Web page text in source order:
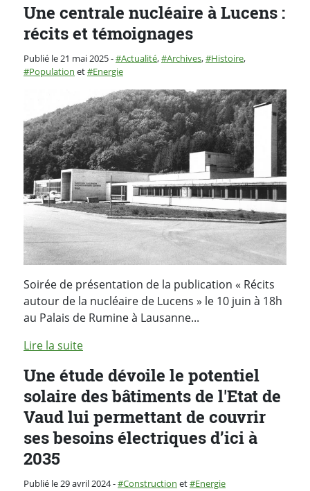
Une centrale nucléaire à Lucens :
récits et témoignages
Publié le 21 mai 2025-Catégorie :
Actualité, Archives, Histoire,
Population et Energie
Soirée de présentation de la publication « Récits
autour de la nucléaire de Lucens » le 10 juin à 18h
au Palais de Rumine à Lausanne...
Lire la suite
Une étude dévoile le potentiel
solaire des bâtiments de l'Etat de
Vaud lui permettant de couvrir
ses besoins électriques d’ici à
2035
Publié le 29 avril 2024-Catégorie :
Construction et Energie